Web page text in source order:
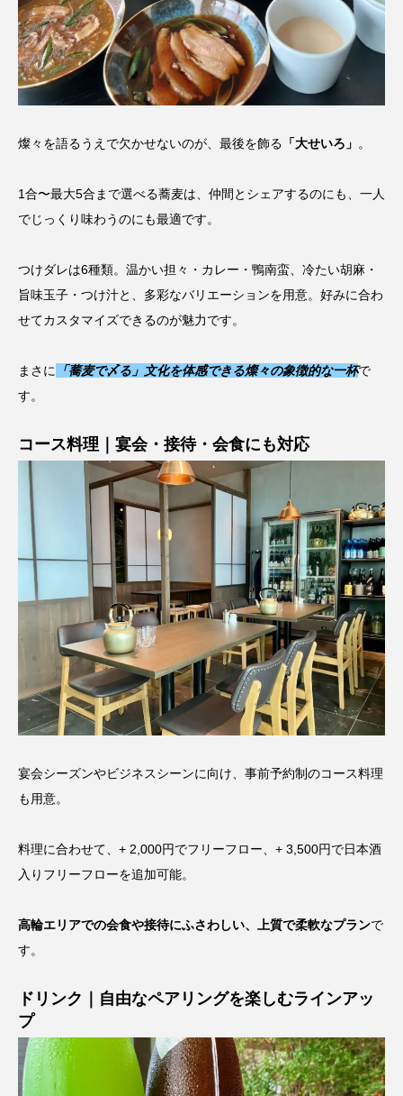
燦々を語るうえで欠かせないのが、最後を飾る 「大せいろ」 。
1合〜最大5合まで選べる蕎麦は、仲間とシェアするのにも、一人
でじっくり味わうのにも最適です。
つけダレは6種類。温かい担々・カレー・鴨南蛮、冷たい胡麻・
旨味玉子・つけ汁と、多彩なバリエーションを用意。好みに合わ
せてカスタマイズできるのが魅力です。
まさに 「蕎麦で〆る」文化を体感できる燦々の象徴的な一杯で
す。
コース料理｜宴会・接待・会食にも対応
宴会シーズンやビジネスシーンに向け、事前予約制のコース料理
も用意。
料理に合わせて、+ 2,000円でフリーフロー、+ 3,500円で日本酒
入りフリーフローを追加可能。
高輪エリアでの会食や接待にふさわしい、上質で柔軟なプランで
す。
ドリンク｜自由なペアリングを楽しむラインアッ
プ